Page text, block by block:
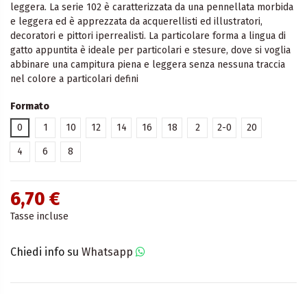
leggera. La serie 102 è caratterizzata da una pennellata morbida
e leggera ed è apprezzata da acquerellisti ed illustratori,
decoratori e pittori iperrealisti. La particolare forma a lingua di
gatto appuntita è ideale per particolari e stesure, dove si voglia
abbinare una campitura piena e leggera senza nessuna traccia
nel colore a particolari defini
Formato
0
1 10 12 14 16 18 2 2-0 20
4 6 8
6,70 €
Tasse incluse
Chiedi info su Whatsapp